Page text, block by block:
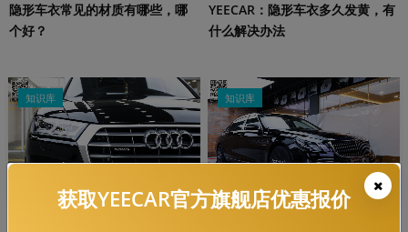
隐形车衣常见的材质有哪些，哪
个好？
YEECAR：隐形车衣多久发黄，有
什么解决办法
知识库 知识库
获取YEECAR官方旗舰店优惠报价